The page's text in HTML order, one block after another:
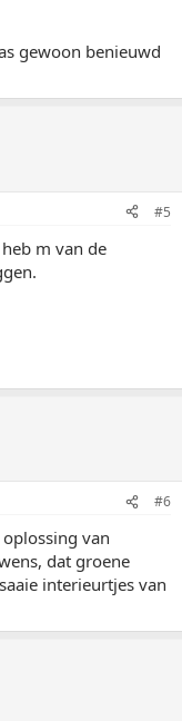
gewoon benieuwd
#5
m van de
#6
van
dat groene
interieurtjes van